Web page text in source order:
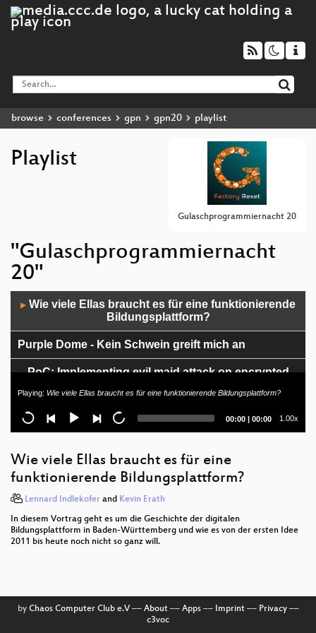
browse conferences gpn gpn20 playlist
Gulaschprogrammiernacht 20
Playlist
"Gulaschprogrammiernacht
20"
Player
▶ Wie viele Ellas braucht es für eine funktionierende
Bildungsplattform?
Purple Dome - Kein Schwein greift mich an
PoC: Implementing evil maid attack on encrypted
Die unterhaltsamsten österreichischen IT Fails der
letzen Jahre und was wir daraus lernen können
Leben mit Borderline
Can't touch this - DIY'ing a Hardware Security
Module
Linux secure boot
Breaking things with emoji 💥
Playing: Wie viele Ellas braucht es für eine funktionierende Bildungsplattform?
Current
00:00 | Total
00:00 1.00x
Wie viele Ellas braucht es für eine
funktionierende Bildungsplattform?
Lennard Indlekofer and Kevin Erath
In diesem Vortrag geht es um die Geschichte der digitalen
Bildungsplattform in Baden-Württemberg und wie es von der ersten Idee
2011 bis heute noch nicht so ganz will.
by Chaos Computer Club e.V–– About–– Apps–– Imprint–– Privacy––
c3voc